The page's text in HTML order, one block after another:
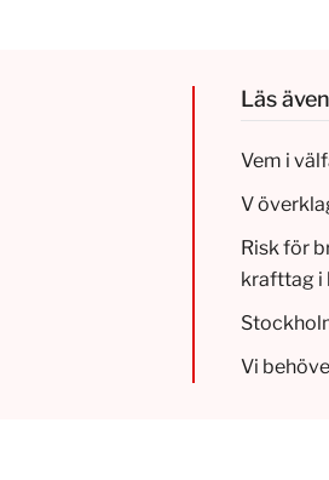
Läs även
Vem i
V
Risk för
krafttag i
Vi